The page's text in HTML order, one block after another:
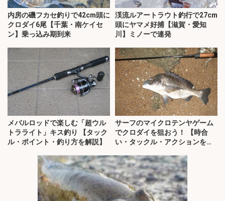
内房の磯フカセ釣りで42cm頭に
クロダイ6尾【千葉・南ケイセ
ン】乗っ込み期到来
渓流ルアートラウト釣行で27cm
頭にヤマメ好捕【滋賀・愛知
川】ミノーで連発
メバルロッドで楽しむ「超ウル
トラライト」キス釣り 【タック
ル・ポイント・釣り方を解説】
サーフのマイクロテンヤゲーム
でクロダイを狙おう！ 【時合
い・タックル・アクションを解